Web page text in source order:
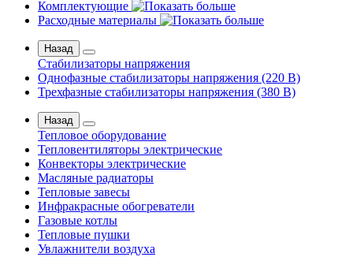
Комплектующие
Расходные материалы
Назад
Стабилизаторы напряжения
Однофазные стабилизаторы напряжения (220 В)
Трехфазные стабилизаторы напряжения (380 В)
Назад
Тепловое оборудование
Тепловентиляторы электрические
Конвекторы электрические
Масляные радиаторы
Тепловые завесы
Инфракрасные обогреватели
Газовые котлы
Тепловые пушки
Увлажнители воздуха